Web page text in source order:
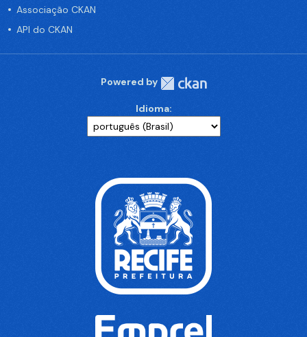
Associação CKAN
API do CKAN
Powered by
Idioma